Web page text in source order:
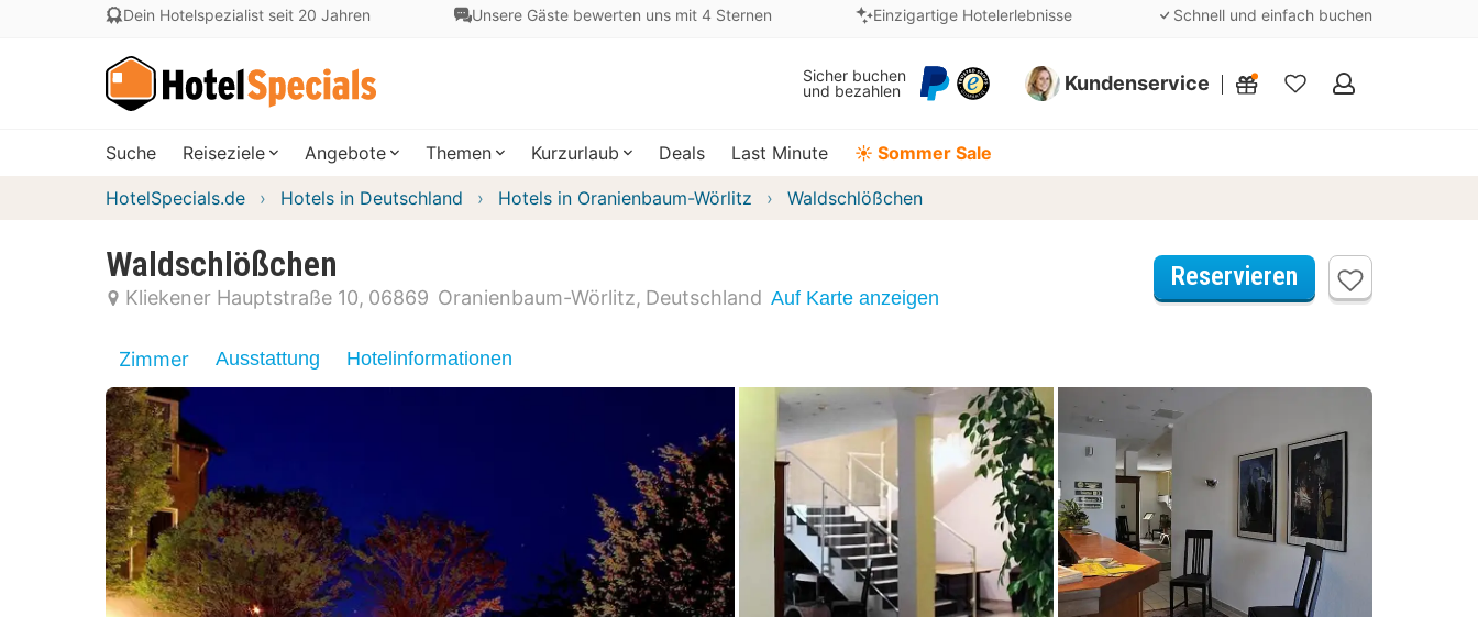
Dein Hotelspezialist seit 20 Jahren Unsere Gäste bewerten uns mit 4 Sternen Einzigartige Hotelerlebnisse Schnell und einfach buchen
Sicher buchen
und bezahlen
Kundenservice
Meine
Suche Reiseziele Angebote Themen Kurzurlaub Deals Last Minute ☀️ Sommer Sale
HotelSpecials.de Hotels in Deutschland Hotels in Oranienbaum-Wörlitz Waldschlößchen
Waldschlößchen
Kliekener Hauptstraße 10 06869 Oranienbaum-Wörlitz Deutschland Auf Karte anzeigen
Reservieren
Zimmer Ausstattung Hotelinformationen